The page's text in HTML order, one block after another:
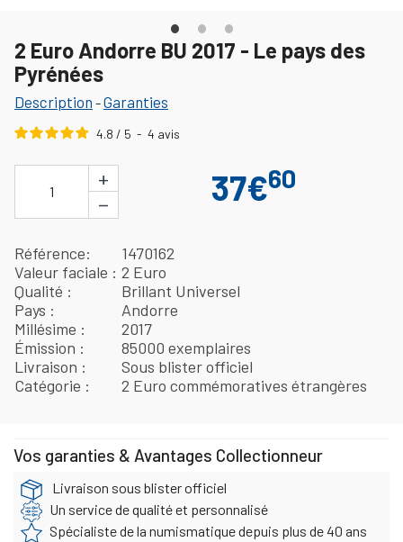
2 Euro Andorre BU 2017 - Le pays des
Pyrénées
Description -Garanties
4.8 / 5 - 4 avis
1
+
−
37€60
Référence
1470162
Valeur faciale
2 Euro
Qualité
Brillant Universel
Pays
Andorre
Millésime
2017
Émission
85000 exemplaires
Livraison
Sous blister officiel
Catégorie
2 Euro commémoratives étrangères
Vos garanties & Avantages Collectionneur
Livraison sous blister officiel
Un service de qualité et personnalisé
Spécialiste de la numismatique depuis plus de 40 ans